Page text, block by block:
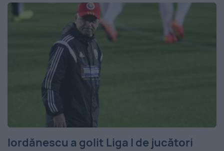
Iordănescu a golit Liga I de jucători